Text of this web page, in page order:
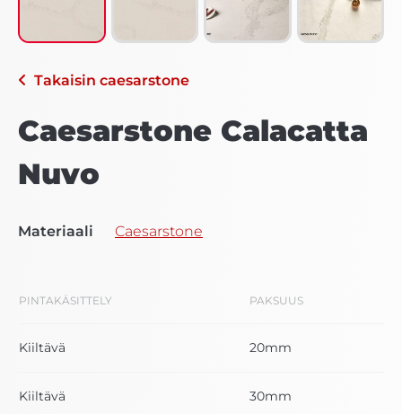
Takaisin caesarstone
Caesarstone Calacatta
Nuvo
Materiaali Caesarstone
PINTAKÄSITTELY PAKSUUS
Kiiltävä 20mm
Kiiltävä 30mm